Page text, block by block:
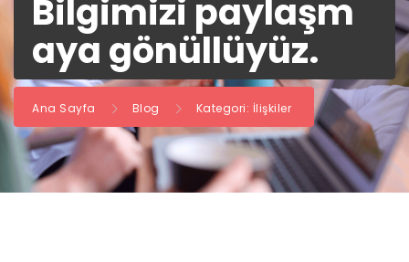
Bilgimizi paylaşm
aya gönüllüyüz.
Ana Sayfa Blog Kategori: İlişkiler